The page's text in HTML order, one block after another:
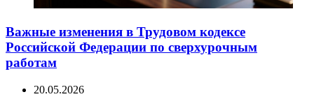
Важные изменения в Трудовом кодексе
Российской Федерации по сверхурочным
работам
20.05.2026